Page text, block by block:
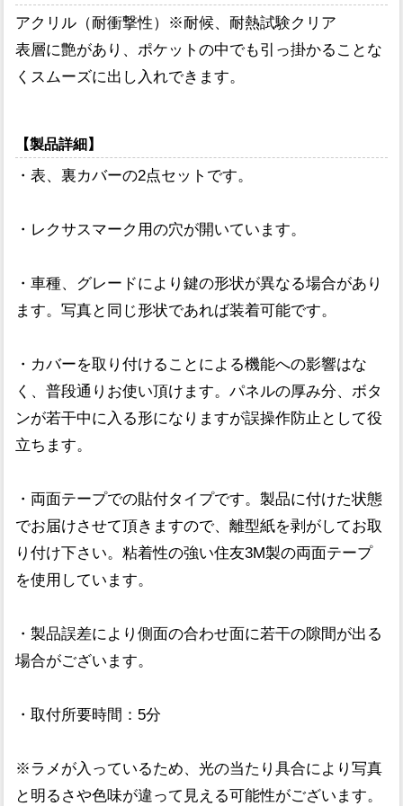
アクリル（耐衝撃性）※耐候、耐熱試験クリア
表層に艶があり、ポケットの中でも引っ掛かることな
くスムーズに出し入れできます。
【製品詳細】
・表、裏カバーの2点セットです。
・レクサスマーク用の穴が開いています。
・車種、グレードにより鍵の形状が異なる場合があり
ます。写真と同じ形状であれば装着可能です。
・カバーを取り付けることによる機能への影響はな
く、普段通りお使い頂けます。パネルの厚み分、ボタ
ンが若干中に入る形になりますが誤操作防止として役
立ちます。
・両面テープでの貼付タイプです。製品に付けた状態
でお届けさせて頂きますので、離型紙を剥がしてお取
り付け下さい。粘着性の強い住友3M製の両面テープ
を使用しています。
・製品誤差により側面の合わせ面に若干の隙間が出る
場合がございます。
・取付所要時間：5分
※ラメが入っているため、光の当たり具合により写真
と明るさや色味が違って見える可能性がございます。